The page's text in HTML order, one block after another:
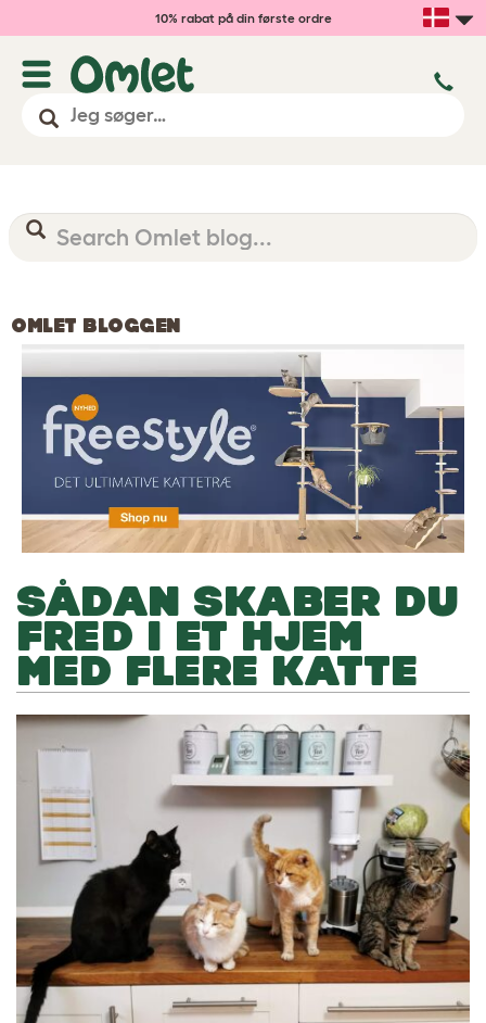
10% rabat på din første ordre
OMLET BLOGGEN
SÅDAN SKABER DU
FRED I ET HJEM
MED FLERE KATTE